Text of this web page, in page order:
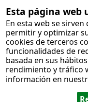
Esta página web
En esta web se
permitir y optimizar
cookies de terceros
funcionalidades de
basada en sus
rendimiento y tráfico
información en